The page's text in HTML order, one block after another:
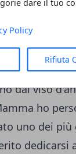
dare il tuo
Policy
Rifiuta
si
che si non
ha
e ai
dal viso
ho
uno dei
dedicarsi